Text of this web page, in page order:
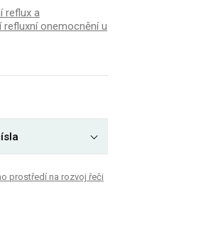
reflux a
onemocnění u
prostředí na rozvoj řeči